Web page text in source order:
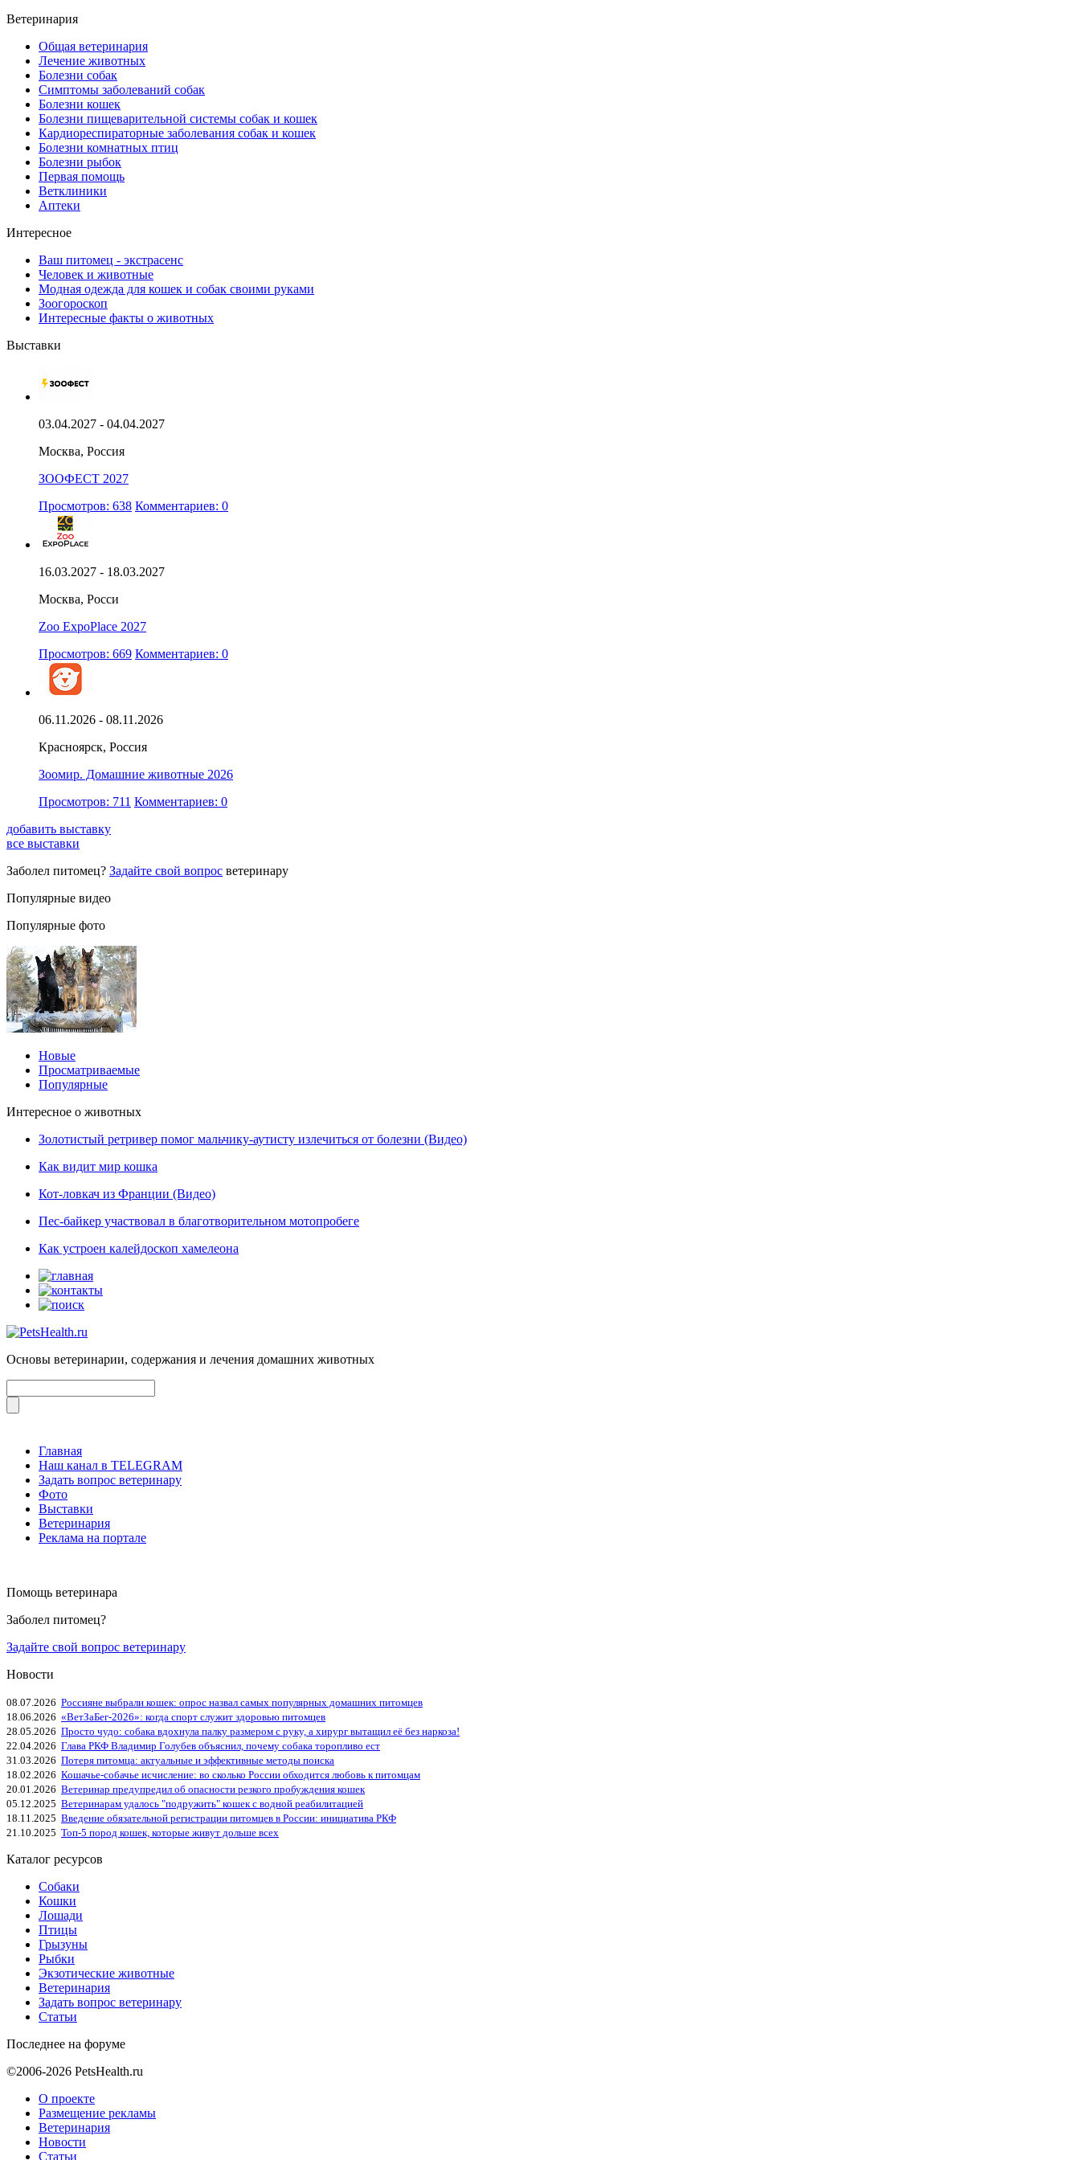
Ветеринария
Общая ветеринария
Лечение животных
Болезни собак
Симптомы заболеваний собак
Болезни кошек
Болезни пищеварительной системы собак и кошек
Кардиореспираторные заболевания собак и кошек
Болезни комнатных птиц
Болезни рыбок
Первая помощь
Ветклиники
Аптеки
Интересное
Ваш питомец - экстрасенс
Человек и животные
Модная одежда для кошек и собак своими руками
Зоогороскоп
Интересные факты о животных
Выставки
03.04.2027 - 04.04.2027
Москва, Россия
ЗООФЕСТ 2027
Просмотров: 638 Комментариев: 0
16.03.2027 - 18.03.2027
Москва, Росси
Zoo ExpoPlace 2027
Просмотров: 669 Комментариев: 0
06.11.2026 - 08.11.2026
Красноярск, Россия
Зоомир. Домашние животные 2026
Просмотров: 711 Комментариев: 0
добавить выставку
все выставки
Заболел питомец? Задайте свой вопрос ветеринару
Популярные видео
Популярные фото
Новые
Просматриваемые
Популярные
Интересное о животных
Золотистый ретривер помог мальчику-аутисту излечиться от болезни (Видео)
Как видит мир кошка
Кот-ловкач из Франции (Видео)
Пес-байкер участвовал в благотворительном мотопробеге
Как устроен калейдоскоп хамелеона
Основы ветеринарии, содержания и лечения домашних животных
Главная
Наш канал в TELEGRAM
Задать вопрос ветеринару
Фото
Выставки
Ветеринария
Реклама на портале
Помощь ветеринара
Заболел питомец?
Задайте свой вопрос ветеринару
Новости
08.07.2026 Россияне выбрали кошек: опрос назвал самых популярных домашних питомцев
18.06.2026 «ВетЗаБег‑2026»: когда спорт служит здоровью питомцев
28.05.2026 Просто чудо: собака вдохнула палку размером с руку, а хирург вытащил её без наркоза!
22.04.2026 Глава РКФ Владимир Голубев объяснил, почему собака торопливо ест
31.03.2026 Потеря питомца: актуальные и эффективные методы поиска
18.02.2026 Кошачье-собачье исчисление: во сколько России обходится любовь к питомцам
20.01.2026 Ветеринар предупредил об опасности резкого пробуждения кошек
05.12.2025 Ветеринарам удалось "подружить" кошек с водной реабилитацией
18.11.2025 Введение обязательной регистрации питомцев в России: инициатива РКФ
21.10.2025 Топ-5 пород кошек, которые живут дольше всех
Каталог ресурсов
Собаки
Кошки
Лошади
Птицы
Грызуны
Рыбки
Экзотические животные
Ветеринария
Задать вопрос ветеринару
Статьи
Последнее на форуме
©2006-2026 PetsHealth.ru
О проекте
Размещение рекламы
Ветеринария
Новости
Статьи